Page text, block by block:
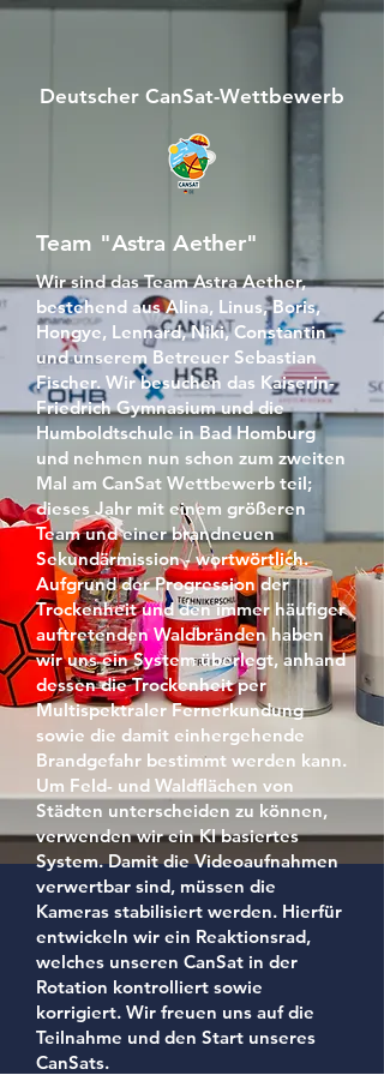
Deutscher CanSat-Wettbewerb
Team "Astra Aether"
Wir sind das Team Astra Aether,
bestehend aus Alina, Linus, Boris,
Hongye, Lennard, Niki, Constantin
und unserem Betreuer Sebastian
Fischer. Wir besuchen das Kaiserin-
Friedrich Gymnasium und die
Humboldtschule in Bad Homburg
und nehmen nun schon zum zweiten
Mal am CanSat Wettbewerb teil;
dieses Jahr mit einem größeren
Team und einer brandneuen
Sekundärmission - wortwörtlich.
Aufgrund der Progression der
Trockenheit und den immer häufiger
auftretenden Waldbränden haben
wir uns ein System überlegt, anhand
dessen die Trockenheit per
Multispektraler Fernerkundung
sowie die damit einhergehende
Brandgefahr bestimmt werden kann.
Um Feld- und Waldflächen von
Städten unterscheiden zu können,
verwenden wir ein KI basiertes
System. Damit die Videoaufnahmen
verwertbar sind, müssen die
Kameras stabilisiert werden. Hierfür
entwickeln wir ein Reaktionsrad,
welches unseren CanSat in der
Rotation kontrolliert sowie
korrigiert. Wir freuen uns auf die
Teilnahme und den Start unseres
CanSats.